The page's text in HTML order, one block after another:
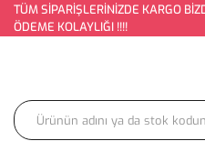
TÜM SİPARİŞLERİNİZDE KARGO
ÖDEME KOLAYLIĞI !!!!